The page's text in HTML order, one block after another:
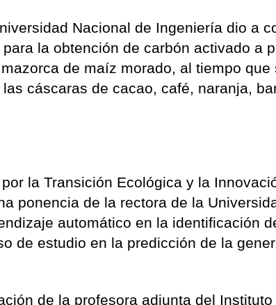
Nacional de Ingeniería dio a
la obtención de carbón activado a
de maíz morado, al tiempo que
cáscaras de cacao, café, naranja,
la Transición Ecológica y la
ponencia de la rectora de la
automático en la identificación
de estudio en la predicción de la
de la profesora adjunta del Instituto